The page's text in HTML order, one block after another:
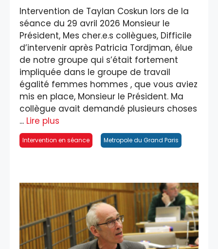
Intervention de Taylan Coskun lors de la
séance du 29 avril 2026 Monsieur le
Président, Mes cher.e.s collègues, Difficile
d’intervenir après Patricia Tordjman, élue
de notre groupe qui s’était fortement
impliquée dans le groupe de travail
égalité femmes hommes , que vous aviez
mis en place, Monsieur le Président. Ma
collègue avait demandé plusieurs choses
... Lire plus
Intervention en séance Metropole du Grand Paris